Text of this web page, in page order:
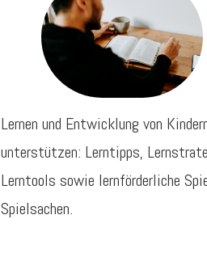
Lernen und Entwicklung von
unterstützen: Lerntipps,
Lerntools sowie lernförderliche
Spielsachen.